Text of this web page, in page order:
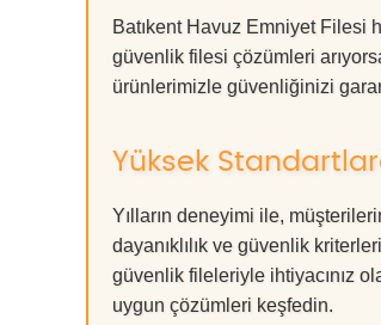
Batıkent Havuz Emniyet Filesi
güvenlik filesi çözümleri
ürünlerimizle güvenliğinizi
Yüksek
Yılların deneyimi ile,
dayanıklılık ve güvenlik
güvenlik fileleriyle ihtiyacınız
uygun çözümleri keşfedin.